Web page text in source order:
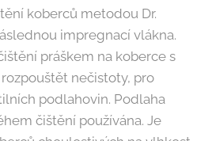
koberců metodou Dr.
impregnací vlákna.
práškem na koberce s
nečistoty, pro
podlahovin. Podlaha
čištění používána. Je